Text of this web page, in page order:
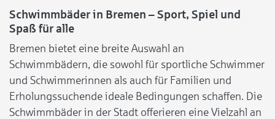
Schwimmbäder in Bremen – Sport, Spiel und
Spaß für alle
Bremen bietet eine breite Auswahl an
Schwimmbädern, die sowohl für sportliche Schwimmer
und Schwimmerinnen als auch für Familien und
Erholungssuchende ideale Bedingungen schaffen. Die
Schwimmbäder in der Stadt offerieren eine Vielzahl an